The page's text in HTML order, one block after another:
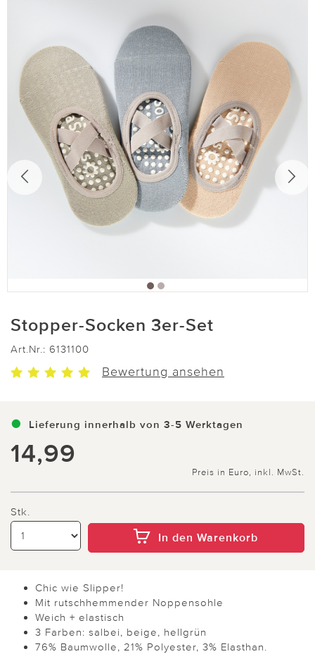
Stopper-Socken 3er-Set
Art.Nr.: 6131100
Bewertung ansehen
Lieferung innerhalb von 3-5 Werktagen
14,99
Preis in Euro, inkl. MwSt.
Stk.
In den Warenkorb
Chic wie Slipper!
Mit rutschhemmender Noppensohle
Weich + elastisch
3 Farben: salbei, beige, hellgrün
76% Baumwolle, 21% Polyester, 3% Elasthan.